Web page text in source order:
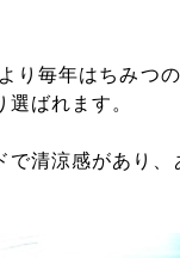
り毎年はちみつ
ばれます。
で清涼感があり